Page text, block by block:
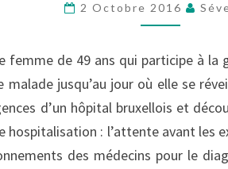
2 Octobre 2016
femme de 49 ans qui participe à la
malade jusqu’au jour où elle se
d’un hôpital bruxellois et
hospitalisation : l’attente avant les
des médecins pour le